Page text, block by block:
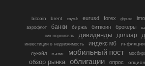
bitcoin brent cnyrub eurusd forex gbpusd
аэрофлот банки биржа биткоин брокеры
гмк норникель
дивиденды доллар
инвестиции в недвижимость индекс мб
инфляция
лукойл
магнит мобильный пост
обзор рынка облигации опрос